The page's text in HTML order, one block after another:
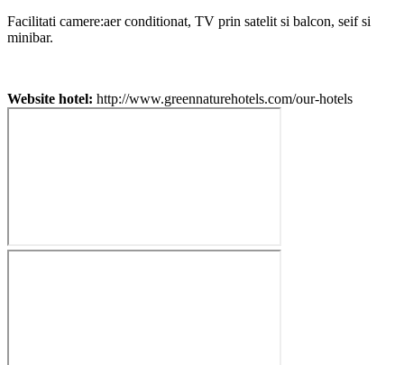
Facilitati camere:aer conditionat, TV prin satelit si balcon, seif si
minibar.
Website hotel: http://www.greennaturehotels.com/our-hotels